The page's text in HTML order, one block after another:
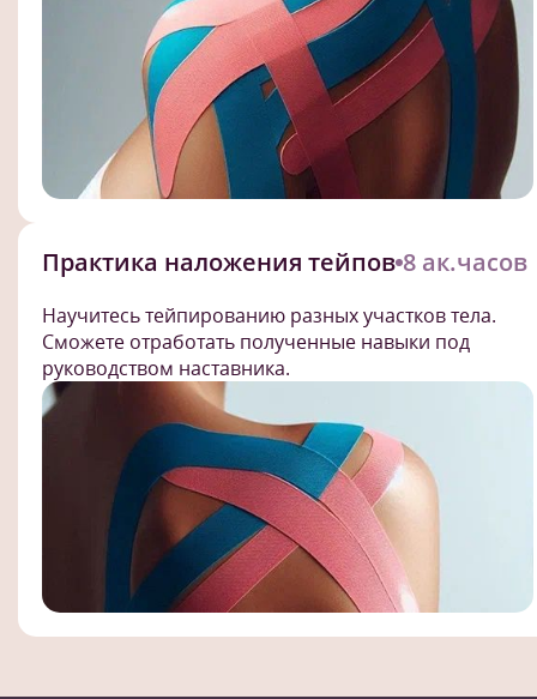
Практика наложения тейпов 8 ак.часов
Научитесь тейпированию разных участков тела.
Сможете отработать полученные навыки под
руководством наставника.